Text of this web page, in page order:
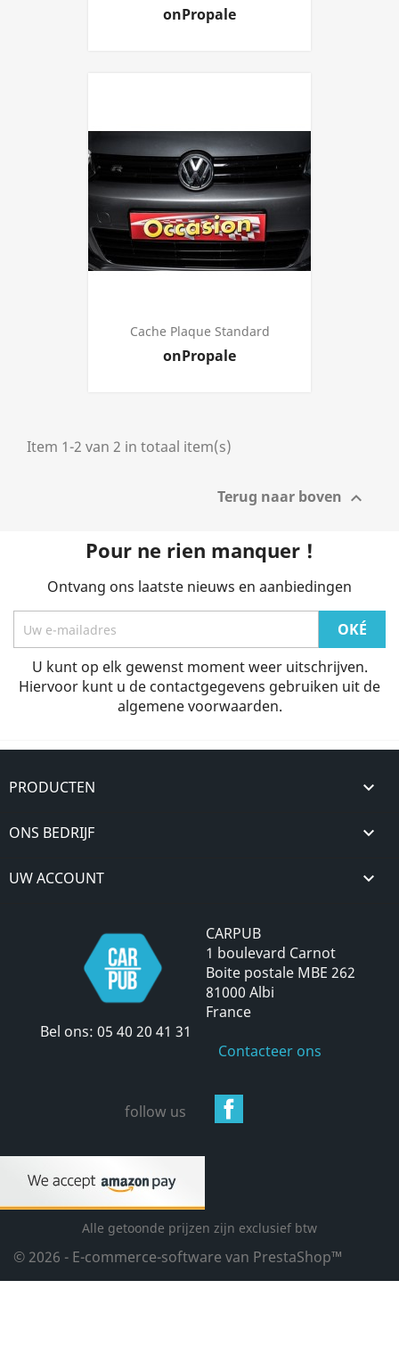
Prijs
onPropale
Cache Plaque Standard
Prijs
onPropale
Item 1-2 van 2 in totaal item(s)
Terug naar boven 
Pour ne rien manquer !
Ontvang ons laatste nieuws en aanbiedingen
U kunt op elk gewenst moment weer uitschrijven.
Hiervoor kunt u de contactgegevens gebruiken uit de
algemene voorwaarden.
PRODUCTEN 
ONS BEDRIJF 
UW ACCOUNT 
CARPUB
1 boulevard Carnot
Boite postale MBE 262
81000 Albi
France
Bel ons: 05 40 20 41 31
Contacteer ons
follow us
Alle getoonde prijzen zijn exclusief btw
© 2026 - E-commerce-software van PrestaShop™